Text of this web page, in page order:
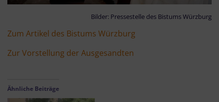
Bilder: Pressestelle des Bistums Würzburg
Zum Artikel des Bistums Würzburg
Zur Vorstellung der Ausgesandten
Ähnliche Beiträge